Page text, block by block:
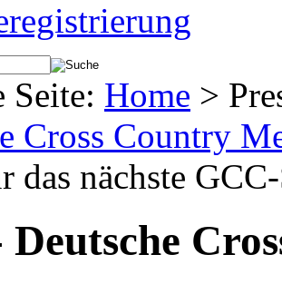
Seite: Home >
Cross Country
das nächste
Deutsche